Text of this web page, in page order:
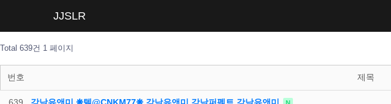
JJSLR
Total 639건 1 페이지
번호 제목